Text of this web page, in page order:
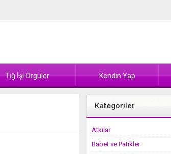
Tığ İşi Örgüler Kendin Yap
Kategoriler
Atkılar
Babet ve Patikler